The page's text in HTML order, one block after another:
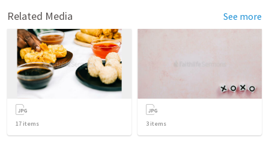
Related Media See more
17 items 3 items